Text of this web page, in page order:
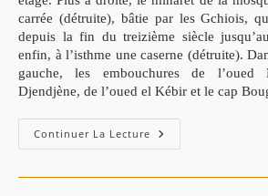
carrée (détruite), bâtie par les Gchiois,
depuis la fin du treizième siècle
enfin, à l’isthme une caserne (détruite).
gauche, les embouchures de l’oued
Djendjène, de l’oued el Kébir et le cap
Continuer La Lecture